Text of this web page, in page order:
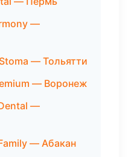
—
— Тольятти
— Воронеж
—
— Абакан